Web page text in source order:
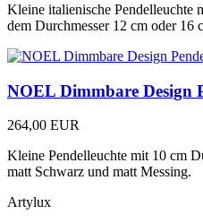
Kleine italienische Pendelleuchte
dem Durchmesser 12 cm oder 16
NOEL Dimmbare Design
264,00 EUR
Kleine Pendelleuchte mit 10 cm
matt Schwarz und matt Messing.
Artylux